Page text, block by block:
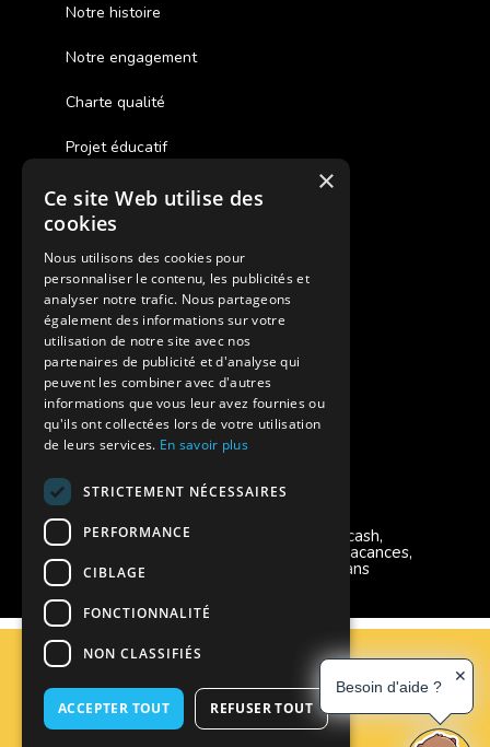
Notre histoire
Notre engagement
Charte qualité
Projet éducatif
Des colonies de vacances inclusives
Assurances annulations
Aides financières pour partir en colonie
Charte de confidentialité
Vacances Adaptées Adulte Supernova
Modes de règlement acceptés
Chèque, Virement, Espèces, Mandats cash,
Bons CAF, Conseil général, Chèques vacances,
Carte bancaire, Prise en charge reçu sans
règlement, Prélèvement, Pass Colo
Plan du site
Espace Professionnels
Besoin d'aide ?
✕
×
Ce site Web utilise des
cookies
Nous utilisons des cookies pour
personnaliser le contenu, les publicités et
analyser notre trafic. Nous partageons
également des informations sur votre
utilisation de notre site avec nos
partenaires de publicité et d'analyse qui
peuvent les combiner avec d'autres
informations que vous leur avez fournies ou
qu'ils ont collectées lors de votre utilisation
de leurs services. En savoir plus
STRICTEMENT NÉCESSAIRES
PERFORMANCE
CIBLAGE
FONCTIONNALITÉ
NON CLASSIFIÉS
ACCEPTER TOUT REFUSER TOUT